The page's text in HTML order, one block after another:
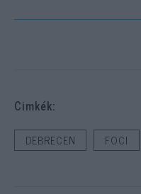
Cimkék:
DEBRECEN FOCI